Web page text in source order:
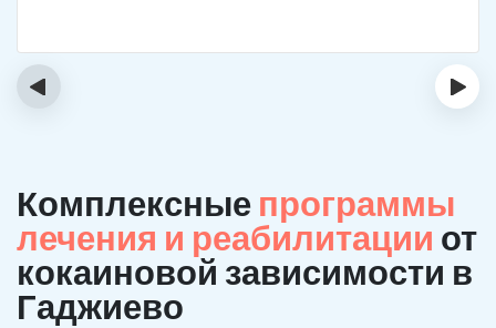
‹ ›
Комплексные программы
лечения и реабилитации от
кокаиновой зависимости в
Гаджиево